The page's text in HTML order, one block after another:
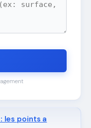
les points a